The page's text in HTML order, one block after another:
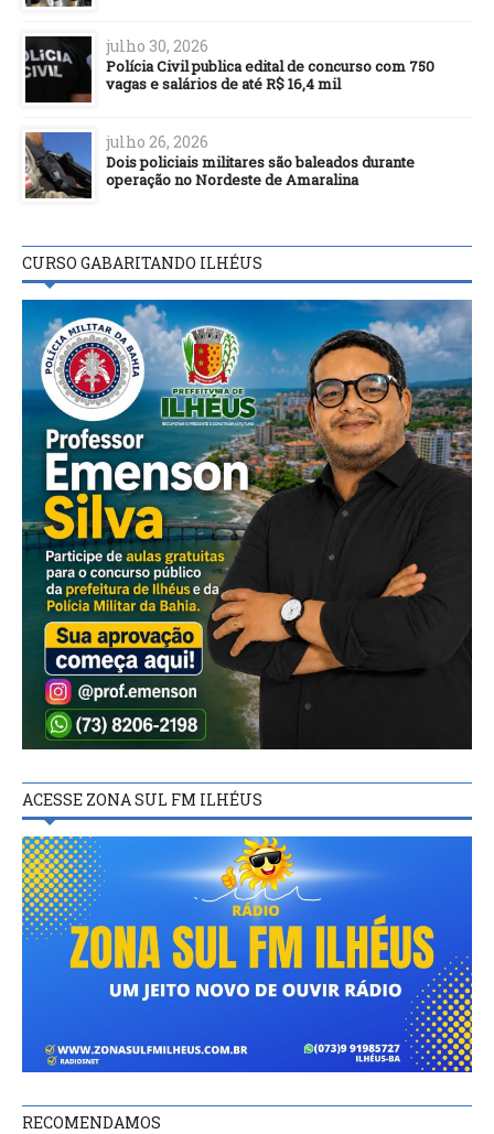
julho 30, 2026
Polícia Civil publica edital de concurso com 750
vagas e salários de até R$ 16,4 mil
julho 26, 2026
Dois policiais militares são baleados durante
operação no Nordeste de Amaralina
CURSO GABARITANDO ILHÉUS
ACESSE ZONA SUL FM ILHÉUS
RECOMENDAMOS